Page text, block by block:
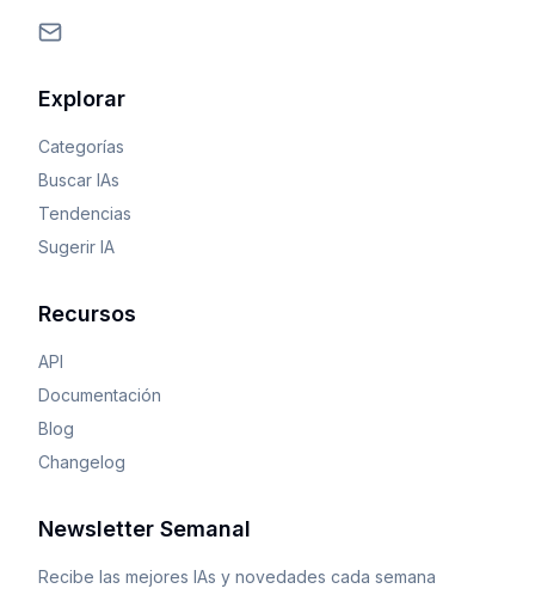
Explorar
Categorías
Buscar IAs
Tendencias
Sugerir IA
Recursos
API
Documentación
Blog
Changelog
Newsletter Semanal
Recibe las mejores IAs y novedades cada semana